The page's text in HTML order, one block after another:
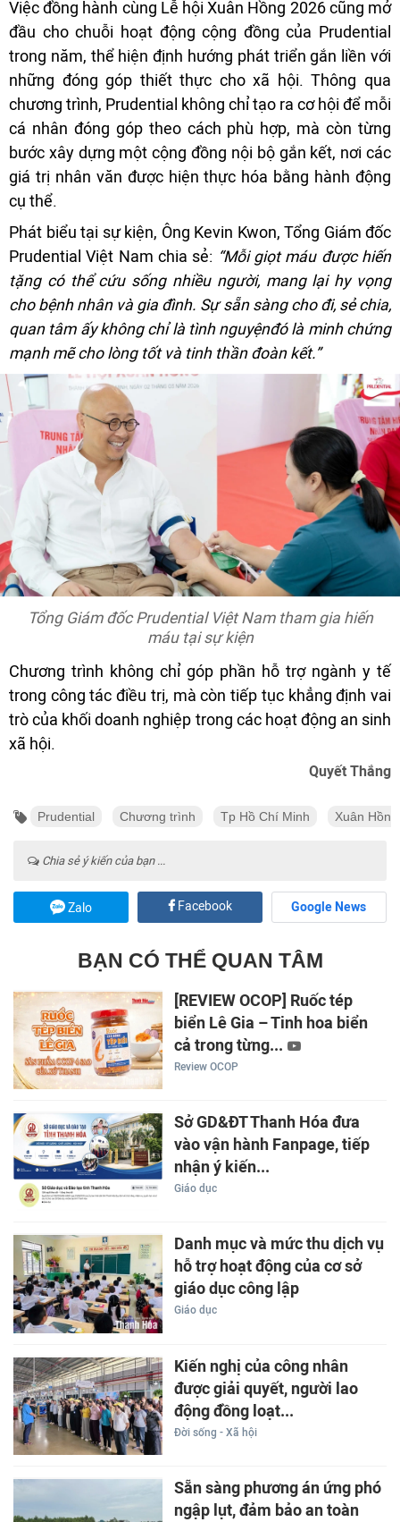
Việc đồng hành cùng Lễ hội Xuân Hồng 2026 cũng mở
đầu cho chuỗi hoạt động cộng đồng của Prudential
trong năm, thể hiện định hướng phát triển gắn liền với
những đóng góp thiết thực cho xã hội. Thông qua
chương trình, Prudential không chỉ tạo ra cơ hội để mỗi
cá nhân đóng góp theo cách phù hợp, mà còn từng
bước xây dựng một cộng đồng nội bộ gắn kết, nơi các
giá trị nhân văn được hiện thực hóa bằng hành động
cụ thể.
Phát biểu tại sự kiện, Ông Kevin Kwon, Tổng Giám đốc
Prudential Việt Nam chia sẻ: “Mỗi giọt máu được hiến
tặng có thể cứu sống nhiều người, mang lại hy vọng
cho bệnh nhân và gia đình. Sự sẵn sàng cho đi, sẻ chia,
quan tâm ấy không chỉ là tình nguyệnđó là minh chứng
mạnh mẽ cho lòng tốt và tinh thần đoàn kết.”
Tổng Giám đốc Prudential Việt Nam tham gia hiến
máu tại sự kiện
Chương trình không chỉ góp phần hỗ trợ ngành y tế
trong công tác điều trị, mà còn tiếp tục khẳng định vai
trò của khối doanh nghiệp trong các hoạt động an sinh
xã hội.
Quyết Thắng
Prudential Chương trình Tp Hồ Chí Minh Xuân Hồng
Chia sẻ ý kiến của bạn ...
Zalo Facebook Google News
BẠN CÓ THỂ QUAN TÂM
[REVIEW OCOP] Ruốc tép
biển Lê Gia – Tinh hoa biển
cả trong từng...
Review OCOP
Sở GD&ĐT Thanh Hóa đưa
vào vận hành Fanpage, tiếp
nhận ý kiến...
Giáo dục
Danh mục và mức thu dịch vụ
hỗ trợ hoạt động của cơ sở
giáo dục công lập
Giáo dục
Kiến nghị của công nhân
được giải quyết, người lao
động đồng loạt...
Đời sống - Xã hội
Sẵn sàng phương án ứng phó
ngập lụt, đảm bảo an toàn